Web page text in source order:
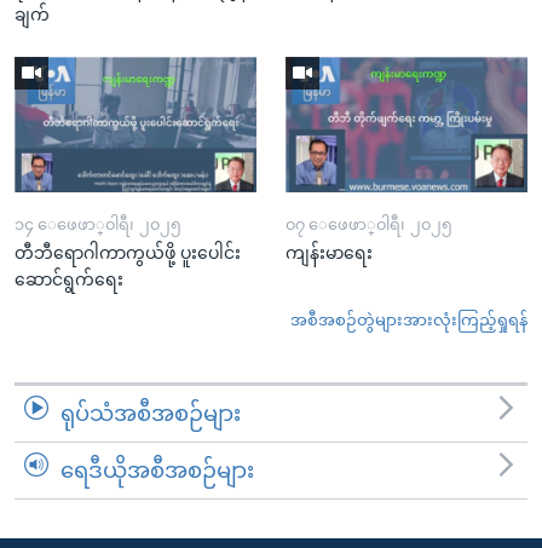
ချက်
၁၄ ေဖေဖာ္၀ါရီ၊ ၂၀၂၅
တီဘီရောဂါကာကွယ်ဖို့ ပူးပေါင်း
ဆောင်ရွက်ရေး
၀၇ ေဖေဖာ္၀ါရီ၊ ၂၀၂၅
ကျန်းမာရေး
အစီအစဉ်တွဲများအားလုံးကြည့်ရှုရန်
ရုပ်သံအစီအစဉ်များ
ရေဒီယိုအစီအစဉ်များ